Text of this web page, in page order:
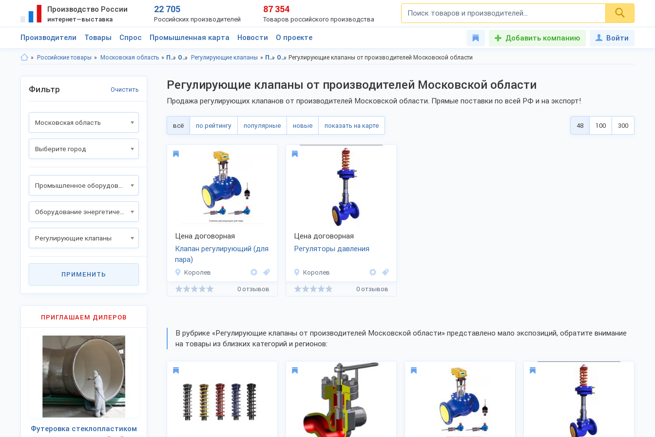
Производство России
интернет—выставка
22 705
Российских производителей
87 354
Товаров российского производства
Производители Товары Спрос Промышленная карта Новости О проекте Добавить компанию Войти
Российские товары Московская область Промышленное оборудование Оборудование энергетической промышленности Регулирующие клапаны Промышленное оборудование, Московская область Оборудование энергетической промышленности, Московская область Регулирующие клапаны от производителей Московской области
Регулирующие клапаны от производителей Московской области
Продажа регулирующих клапанов от производителей Московской области. Прямые поставки по всей РФ и на экспорт!
всё по рейтингу популярные новые показать на карте 48 100 300
Цена договорная
Клапан регулирующий (для
пара)
Королев
0 отзывов
Цена договорная
Регуляторы давления
Королев
0 отзывов
В рубрике «Регулирующие клапаны от производителей Московской области» представлено мало экспозиций, обратите внимание
на товары из близких категорий и регионов:
Фильтр Очистить
Московская область
Выберите город
Регулирующие клапаны
ПРИМЕНИТЬ
ПРИГЛАШАЕМ ДИЛЕРОВ
Футеровка стеклопластиком